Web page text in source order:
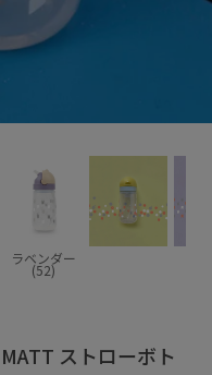
ラベンダー
(52)
ストローボト